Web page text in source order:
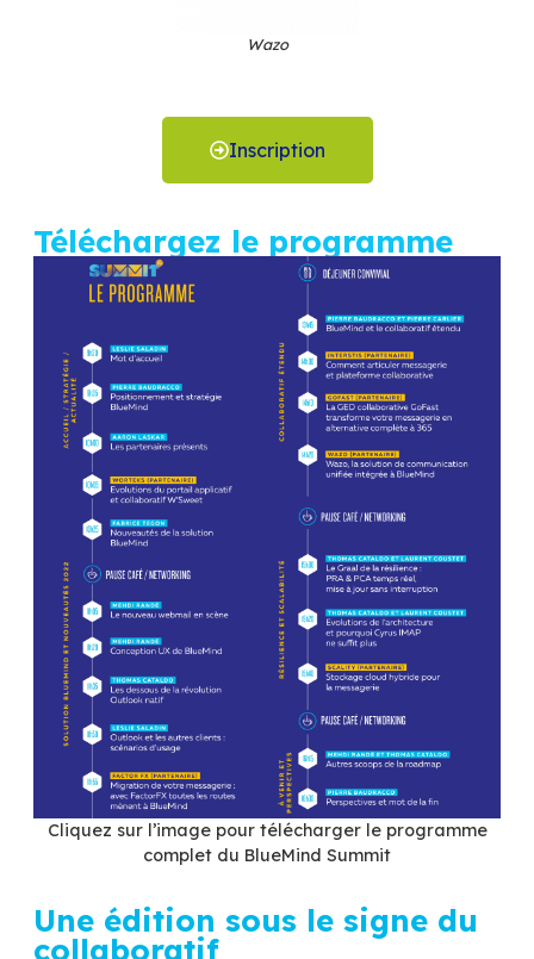
Worteks
GoFast
Scality